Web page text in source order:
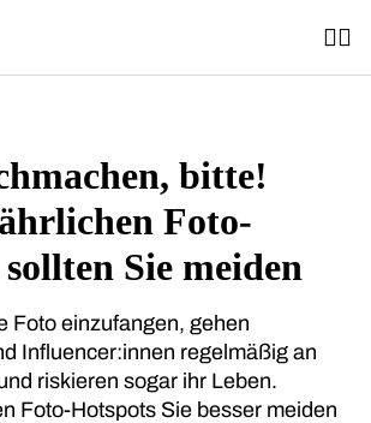
bitte!
Foto-
Sie meiden
Foto einzufangen, gehen
Influencer:innen regelmäßig an
riskieren sogar ihr Leben.
Foto-Hotspots Sie besser meiden